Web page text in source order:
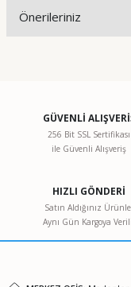
Önerileriniz
Görüş ve önerileriniz
Ürün resmi
Ürün bilgilerinde
Ürün fiyatı diğer
GÜVENLİ
256 Bit SSL Sertifikası
ile Güvenli Alışveriş
HIZLI GÖNDERİ
Satın Aldığınız
Aynı Gün Kargoya